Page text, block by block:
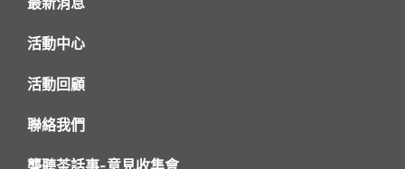
活動中心
活動回顧
聯絡我們
聾聽茶話事-意見收集會